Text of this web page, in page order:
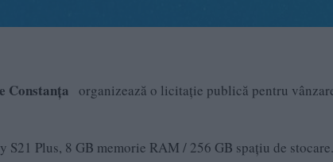
Constanța organizează o licitație publică pentru
S21 Plus, 8 GB memorie RAM / 256 GB spațiu de stocare.